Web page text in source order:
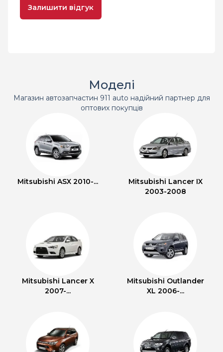
Залишити відгук
Моделі
Магазин автозапчастин 911 auto надійний партнер для
оптових покупців
Mitsubishi ASX 2010-...
Mitsubishi Lancer IX
2003-2008
Mitsubishi Lancer X
2007-...
Mitsubishi Outlander
XL 2006-...